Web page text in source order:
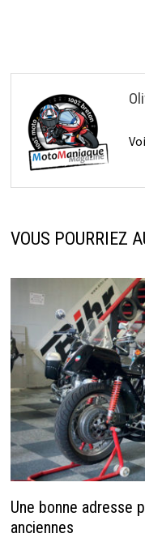
VOUS POURRIEZ
Une bonne adresse
anciennes